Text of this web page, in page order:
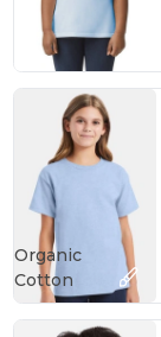
Organic
Cotton